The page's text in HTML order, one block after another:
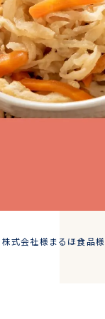
株式会社様まるほ食品様